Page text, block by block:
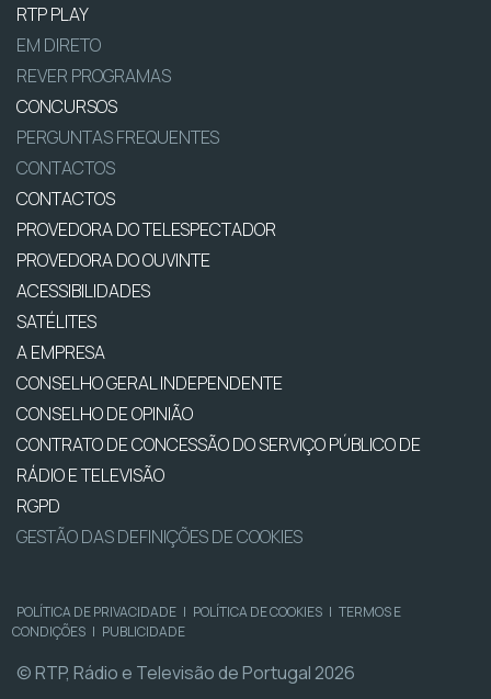
RTP PLAY
EM DIRETO
REVER PROGRAMAS
CONCURSOS
PERGUNTAS FREQUENTES
CONTACTOS
CONTACTOS
PROVEDORA DO TELESPECTADOR
PROVEDORA DO OUVINTE
ACESSIBILIDADES
SATÉLITES
A EMPRESA
CONSELHO GERAL INDEPENDENTE
CONSELHO DE OPINIÃO
CONTRATO DE CONCESSÃO DO SERVIÇO PÚBLICO DE
RÁDIO E TELEVISÃO
RGPD
GESTÃO DAS DEFINIÇÕES DE COOKIES
POLÍTICA DE PRIVACIDADE | POLÍTICA DE COOKIES | TERMOS E
CONDIÇÕES | PUBLICIDADE
© RTP, Rádio e Televisão de Portugal 2026